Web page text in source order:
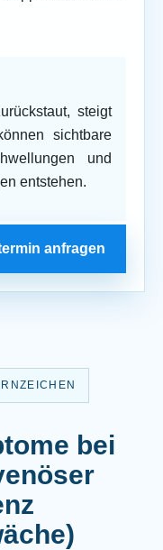
steigt
sichtbare
und
entstehen.
anfragen
bei